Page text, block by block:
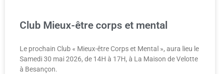
Club Mieux-être corps et mental
Le prochain Club « Mieux-être Corps et Mental », aura lieu le
Samedi 30 mai 2026, de 14H à 17H, à La Maison de Velotte
à Besançon.